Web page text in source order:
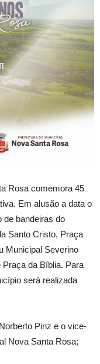
Rosa comemora 45
Em alusão a data o
de bandeiras do
Santo Cristo, Praça
Municipal Severino
Praça da Bíblia. Para
será realizada
Pinz e o vice-
Nova Santa Rosa;